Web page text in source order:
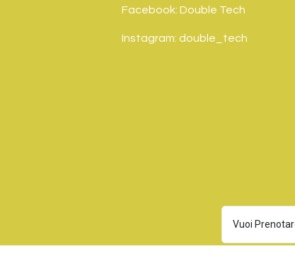
Facebook: Double Tech
Instagram: double_tech
Vuoi